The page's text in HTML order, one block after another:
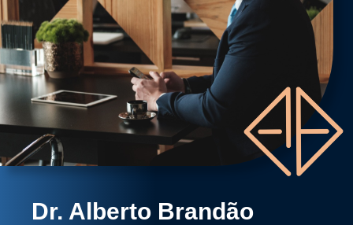
Dr. Alberto Brandão